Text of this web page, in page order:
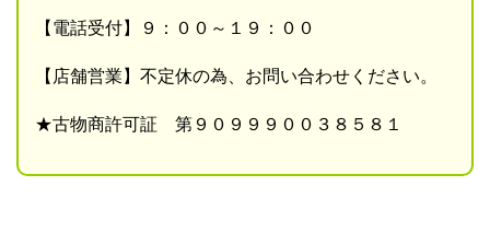
【電話受付】９：００～１９：００
【店舗営業】不定休の為、お問い合わせください。
★古物商許可証 第９０９９９００３８５８１